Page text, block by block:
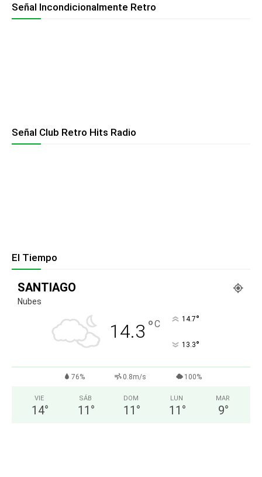
Señal Incondicionalmente Retro
Señal Club Retro Hits Radio
El Tiempo
SANTIAGO
Nubes
14.3 °C 14.7°
13.3°
76% 0.8m/s 100%
VIE
14°
SÁB
11 °
DOM
11 °
LUN
11 °
MAR
9°